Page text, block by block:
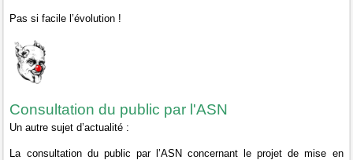
Pas si facile l’évolution !
Consultation du public par l'ASN
Un autre sujet d’actualité :
La consultation du public par l’ASN concernant le projet de mise en